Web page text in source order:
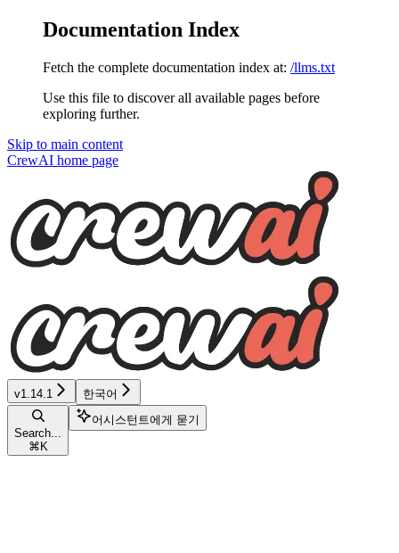
Documentation Index
Fetch the complete documentation index at: /llms.txt
Use this file to discover all available pages before
exploring further.
Skip to main content
CrewAI home page
v1.14.1 한국어
Search...
⌘ K
어시스턴트에게 묻기